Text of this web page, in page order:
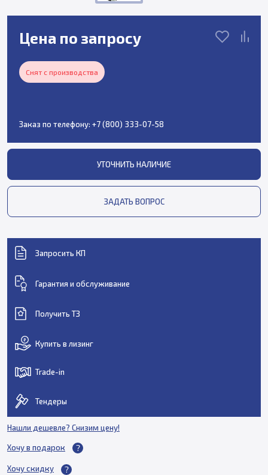
Цена по запросу
Снят с производства
Заказ по телефону: +7 (800) 333-07-58
УТОЧНИТЬ НАЛИЧИЕ
ЗАДАТЬ ВОПРОС
Запросить КП
Гарантия и обслуживание
Получить ТЗ
Купить в лизинг
Trade-in
Тендеры
Нашли дешевле? Снизим цену!
Хочу в подарок
Хочу скидку